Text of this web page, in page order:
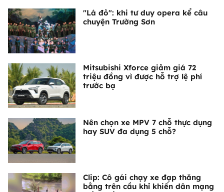
"Lá đỏ": khi tư duy opera kể câu
chuyện Trường Sơn
Mitsubishi Xforce giảm giá 72
triệu đồng vì được hỗ trợ lệ phí
trước bạ
Nên chọn xe MPV 7 chỗ thực dụng
hay SUV đa dụng 5 chỗ?
Clip: Cô gái chạy xe đạp thăng
bằng trên cầu khỉ khiến dân mạng